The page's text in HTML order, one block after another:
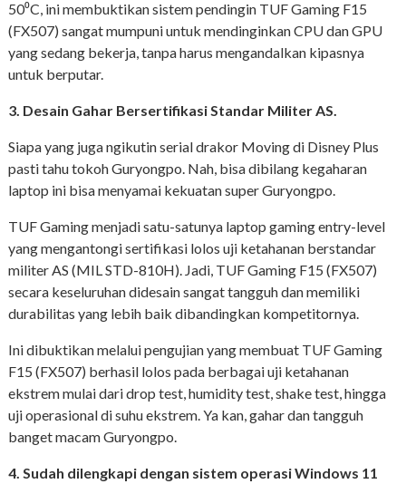
50⁰C, ini membuktikan sistem pendingin TUF Gaming F15
(FX507) sangat mumpuni untuk mendinginkan CPU dan GPU
yang sedang bekerja, tanpa harus mengandalkan kipasnya
untuk berputar.
3. Desain Gahar Bersertifikasi Standar Militer AS.
Siapa yang juga ngikutin serial drakor Moving di Disney Plus
pasti tahu tokoh Guryongpo. Nah, bisa dibilang kegaharan
laptop ini bisa menyamai kekuatan super Guryongpo.
TUF Gaming menjadi satu-satunya laptop gaming entry-level
yang mengantongi sertifikasi lolos uji ketahanan berstandar
militer AS (MIL STD-810H). Jadi, TUF Gaming F15 (FX507)
secara keseluruhan didesain sangat tangguh dan memiliki
durabilitas yang lebih baik dibandingkan kompetitornya.
Ini dibuktikan melalui pengujian yang membuat TUF Gaming
F15 (FX507) berhasil lolos pada berbagai uji ketahanan
ekstrem mulai dari drop test, humidity test, shake test, hingga
uji operasional di suhu ekstrem. Ya kan, gahar dan tangguh
banget macam Guryongpo.
4. Sudah dilengkapi dengan sistem operasi Windows 11